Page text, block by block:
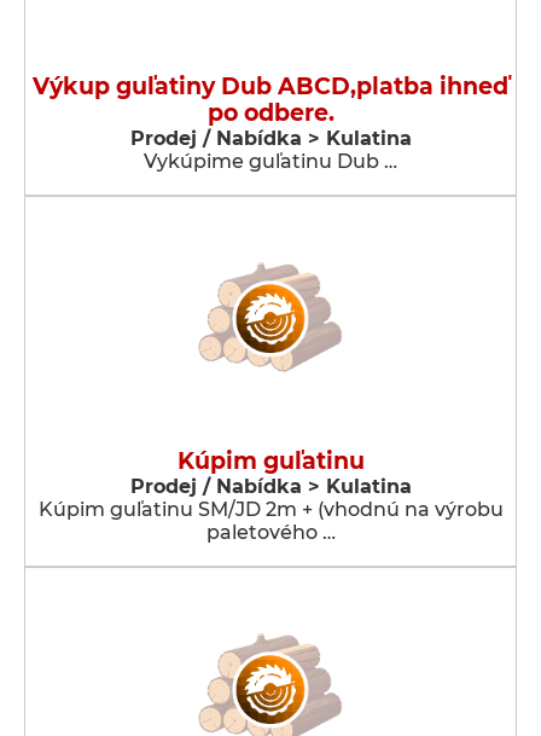
Výkup guľatiny Dub ABCD,platba ihneď
po odbere.
Prodej / Nabídka > Kulatina
Vykúpime guľatinu Dub …
Kúpim guľatinu
Prodej / Nabídka > Kulatina
Kúpim guľatinu SM/JD 2m + (vhodnú na výrobu
paletového …